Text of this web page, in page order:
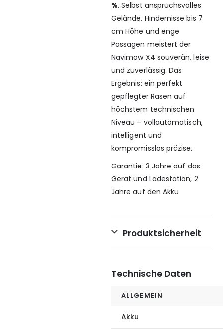
%. Selbst anspruchsvolles
Gelände, Hindernisse bis 7
cm Höhe und enge
Passagen meistert der
Navimow X4 souverän, leise
und zuverlässig. Das
Ergebnis: ein perfekt
gepflegter Rasen auf
höchstem technischen
Niveau – vollautomatisch,
intelligent und
kompromisslos präzise.
Garantie: 3 Jahre auf das
Gerät und Ladestation, 2
Jahre auf den Akku
Produktsicherheit
Technische Daten
ALLGEMEIN
Akku